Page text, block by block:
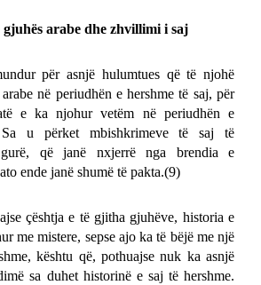
arabe dhe zhvillimi i saj
për asnjë hulumtues që të njohë
në periudhën e hershme të saj, për
e ka njohur vetëm në periudhën e
u përket mbishkrimeve të saj të
gurë, që janë nxjerrë nga brendia e
ende janë shumë të pakta.(9)
çështja e të gjitha gjuhëve, historia e
me mistere, sepse ajo ka të bëjë me një
kështu që, pothuajse nuk ka asnjë
sa duhet historinë e saj të hershme.